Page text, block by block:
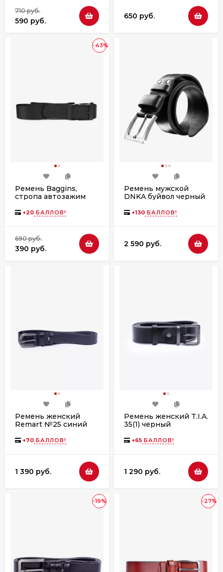
710 руб.
590 руб.
650 руб.
-43%
Ремень Baggins,
стропа автозажим
+20 БАЛЛОВ!
690 руб.
390 руб.
Ремень мужской
DNKA буйвол черный
+130 БАЛЛОВ!
2 590 руб.
Ремень женский
Remart №25 синий
+70 БАЛЛОВ!
1 390 руб.
Ремень женский T.I.A.
35(1) черный
+65 БАЛЛОВ!
1 290 руб.
-19% -27%